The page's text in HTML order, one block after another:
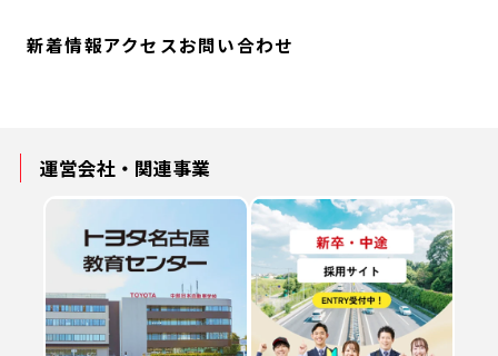
新着情報アクセスお問い合わせ
運営会社・ 関連事業